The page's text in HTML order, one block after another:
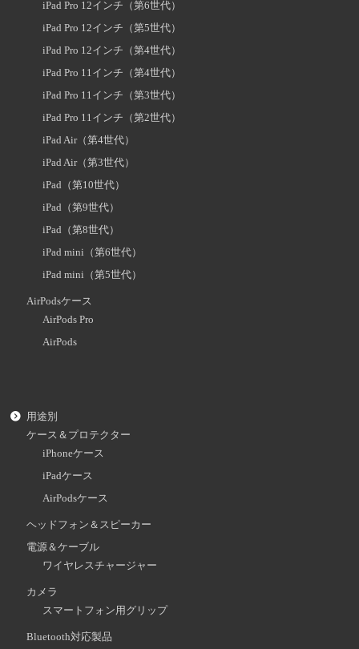
iPad Pro 12インチ（第6世代）
iPad Pro 12インチ（第5世代）
iPad Pro 12インチ（第4世代）
iPad Pro 11インチ（第4世代）
iPad Pro 11インチ（第3世代）
iPad Pro 11インチ（第2世代）
iPad Air（第4世代）
iPad Air（第3世代）
iPad（第10世代）
iPad（第9世代）
iPad（第8世代）
iPad mini（第6世代）
iPad mini（第5世代）
AirPodsケース
AirPods Pro
AirPods
用途別
ケース＆プロテクター
iPhoneケース
iPadケース
AirPodsケース
ヘッドフォン＆スピーカー
電源＆ケーブル
ワイヤレスチャージャー
カメラ
スマートフォン用グリップ
Bluetooth対応製品